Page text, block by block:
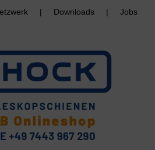
| Downloads | Jobs